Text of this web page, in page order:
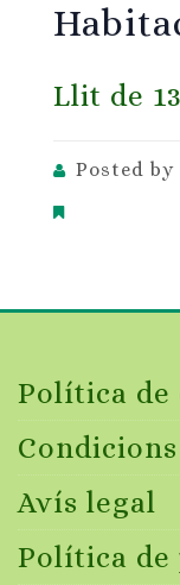
Llit de
Posted by
Política de
Avís legal
Política